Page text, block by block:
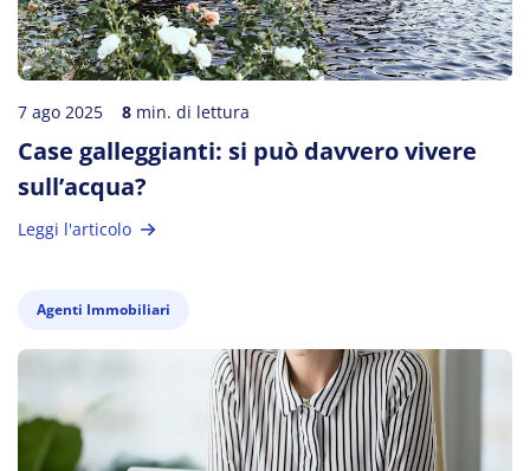
7 ago 2025 8 min. di lettura
Case galleggianti: si può davvero vivere
sull’acqua?
Leggi l'articolo
Agenti Immobiliari